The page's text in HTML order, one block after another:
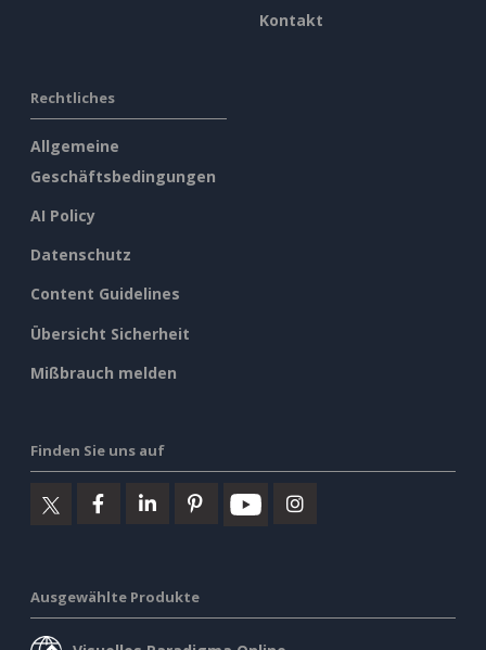
Kontakt
Rechtliches
Allgemeine
Geschäftsbedingungen
AI Policy
Datenschutz
Content Guidelines
Übersicht Sicherheit
Mißbrauch melden
Finden Sie uns auf
Ausgewählte Produkte